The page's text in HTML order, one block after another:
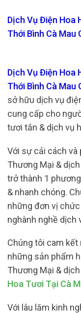
Dịch Vụ Điện Hoa
Thới Bình Cà Mau
Dịch Vụ Điện Hoa
Thới Bình Cà Mau
sở hữu dịch vụ
cung cấp cho
tươi tắn & dịch vụ
Với sự cải cách và
Thương Mại &
trở thành 1
& nhanh chóng.
những đơn vị
nghành nghề dịch
Chúng tôi cam
những sản phẩm
Thương Mại &
Hoa Tươi Tại Cà
Với lâu lăm kinh